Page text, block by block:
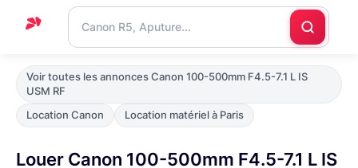
Accueil
Support
Blog
Nous
Voir toutes les annonces Canon 100-500mm F4.5-7.1 L IS
USM RF
Location Canon
Location matériel à Paris
Louer Canon 100-500mm F4.5-7.1 L IS